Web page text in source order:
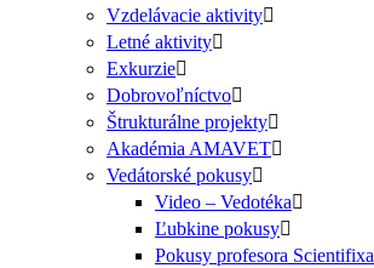
Vzdelávacie aktivity
Letné aktivity
Exkurzie
Dobrovoľníctvo
Štrukturálne projekty
Akadémia AMAVET
Vedátorské pokusy
Video – Vedotéka
Ľubkine pokusy
Pokusy profesora Scientifixa